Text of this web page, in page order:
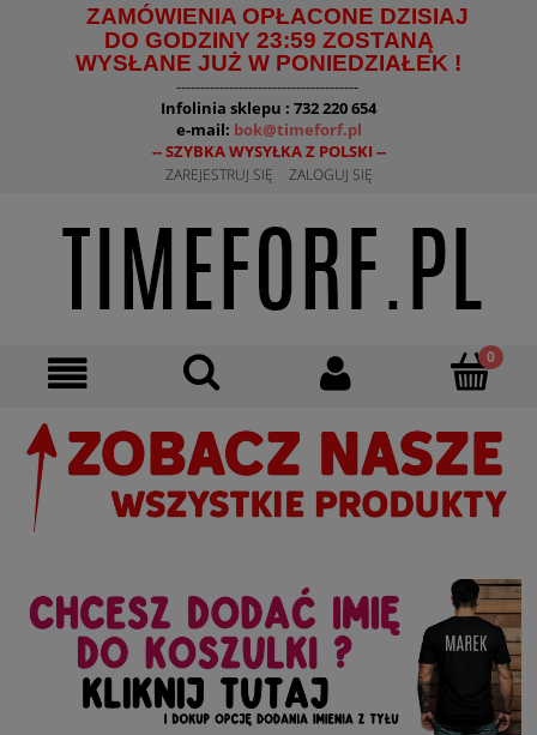
ZAMÓWIENIA OPŁACONE DZISIAJ
DO GODZINY 23:59 ZOSTANĄ
WYSŁANE JUŻ W PONIEDZIAŁEK !
--------------------------------------
Infolinia sklepu : 732 220 654
e-mail: bok@timeforf.pl
-- SZYBKA WYSYŁKA Z POLSKI --
ZAREJESTRUJ SIĘ ZALOGUJ SIĘ